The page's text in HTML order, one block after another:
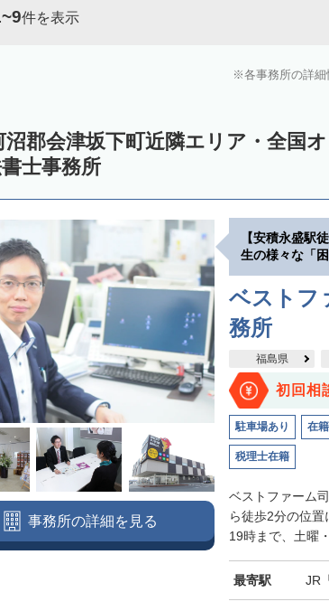
件を表示
各事務所の詳
沼郡会津坂下町近隣エリア・全国
士事務所
【安積永盛駅
生の様々な「
ベストフ
務所
福島県
初回相
駐車場あり 在
税理士在籍
ベストファーム
ら徒歩2分の位
19時まで、土曜
最寄駅 JR
事務所の詳細を見る